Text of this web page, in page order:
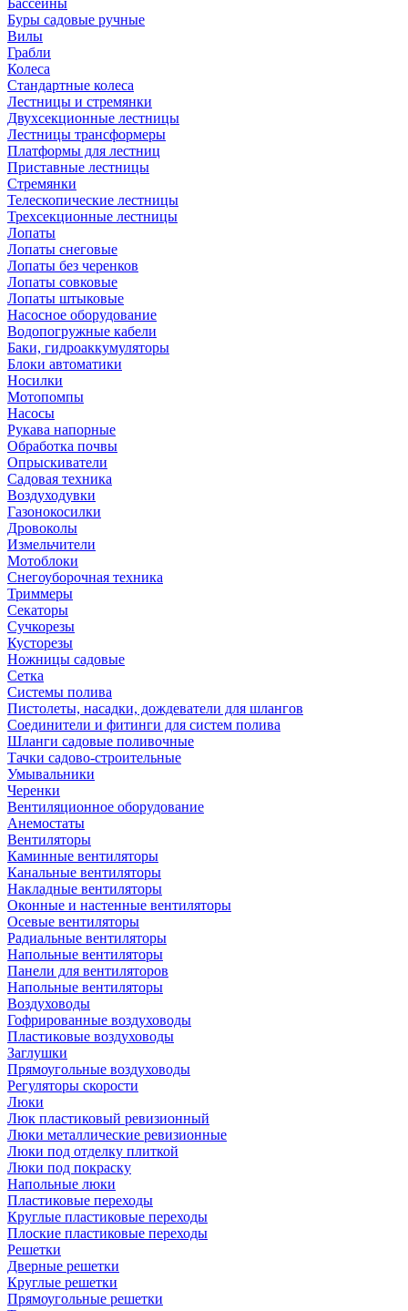
Бассейны
Буры садовые ручные
Вилы
Грабли
Колеса
Стандартные колеса
Лестницы и стремянки
Двухсекционные лестницы
Лестницы трансформеры
Платформы для лестниц
Приставные лестницы
Стремянки
Телескопические лестницы
Трехсекционные лестницы
Лопаты
Лопаты снеговые
Лопаты без черенков
Лопаты совковые
Лопаты штыковые
Насосное оборудование
Водопогружные кабели
Баки, гидроаккумуляторы
Блоки автоматики
Носилки
Мотопомпы
Насосы
Рукава напорные
Обработка почвы
Опрыскиватели
Садовая техника
Воздуходувки
Газонокосилки
Дровоколы
Измельчители
Мотоблоки
Снегоуборочная техника
Триммеры
Секаторы
Сучкорезы
Кусторезы
Ножницы садовые
Сетка
Системы полива
Пистолеты, насадки, дождеватели для шлангов
Соединители и фитинги для систем полива
Шланги садовые поливочные
Тачки садово-строительные
Умывальники
Черенки
Вентиляционное оборудование
Анемостаты
Вентиляторы
Каминные вентиляторы
Канальные вентиляторы
Накладные вентиляторы
Оконные и настенные вентиляторы
Осевые вентиляторы
Радиальные вентиляторы
Напольные вентиляторы
Панели для вентиляторов
Напольные вентиляторы
Воздуховоды
Гофрированные воздуховоды
Пластиковые воздуховоды
Заглушки
Прямоугольные воздуховоды
Регуляторы скорости
Люки
Люк пластиковый ревизионный
Люки металлические ревизионные
Люки под отделку плиткой
Люки под покраску
Напольные люки
Пластиковые переходы
Круглые пластиковые переходы
Плоские пластиковые переходы
Решетки
Дверные решетки
Круглые решетки
Прямоугольные решетки